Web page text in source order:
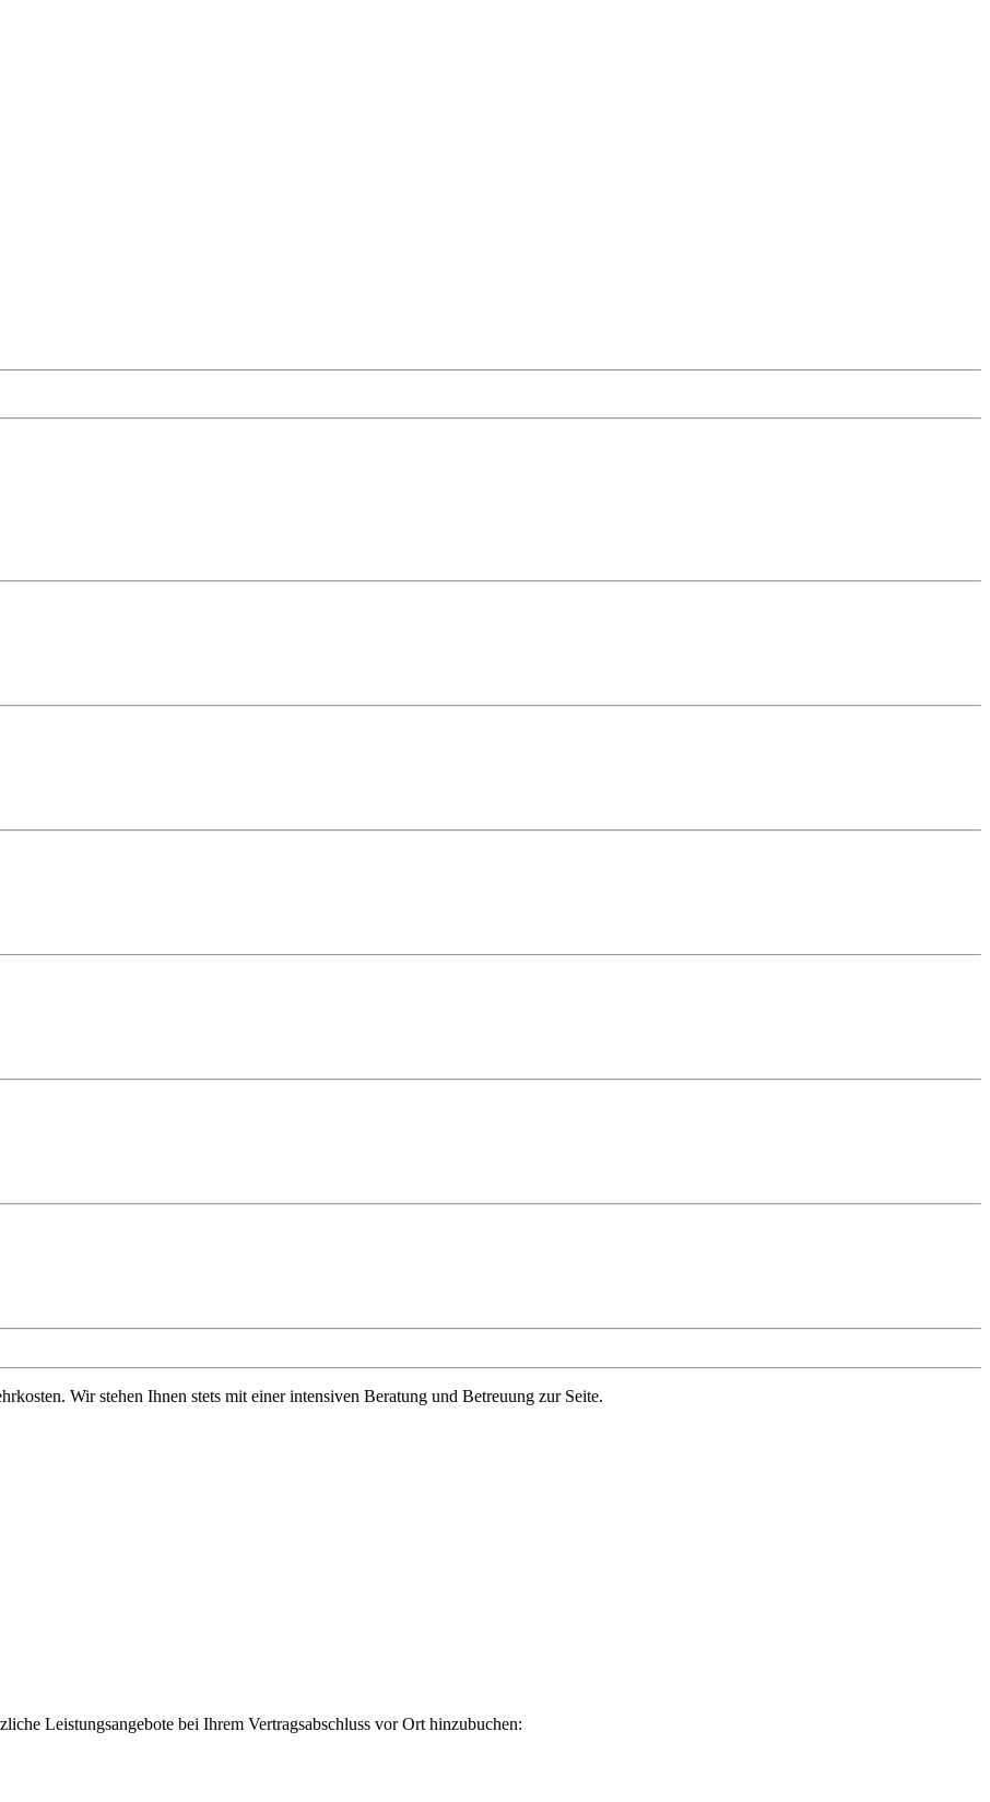
Wir stehen Ihnen stets mit einer intensiven Beratung und Betreuung zur Seite.
Leistungsangebote bei Ihrem Vertragsabschluss vor Ort hinzubuchen: